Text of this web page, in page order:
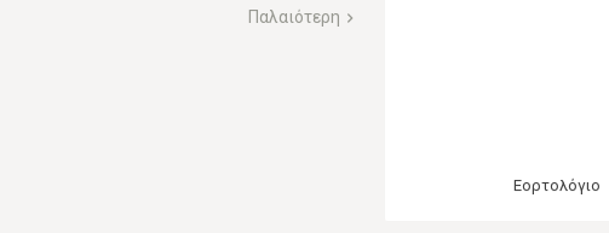
Παλαιότερη
Εορτολόγιο